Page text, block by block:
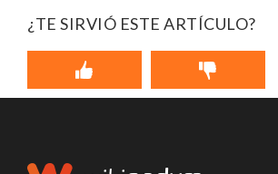
¿TE SIRVIÓ ESTE ARTÍCULO?